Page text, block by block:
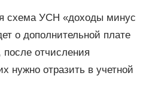
схема УСН «доходы минус
о дополнительной плате
после отчисления
нужно отразить в учетной